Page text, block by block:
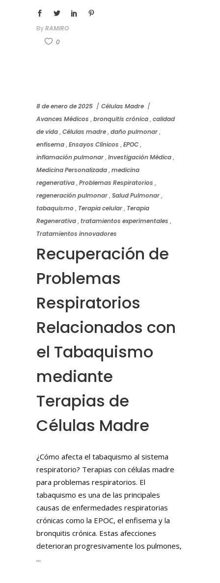
ByRAMIRO
0
8 de enero de 2025
Células Madre
Avances Médicos ,bronquitis crónica,calidad
de vida,Células madre,daño pulmonar,
enfisema,Ensayos Clínicos ,EPOC,
inflamación pulmonar,Investigación Médica,
Medicina Personalizada,medicina
regenerativa,Problemas Respiratorios ,
regeneración pulmonar,Salud Pulmonar,
tabaquismo, Terapia celular, Terapia
Regenerativa,tratamientos experimentales ,
Tratamientos innovadores
Recuperación de
Problemas
Respiratorios
Relacionados con
el Tabaquismo
mediante
Terapias de
Células Madre
¿Cómo afecta el tabaquismo al sistema
respiratorio? Terapias con células madre
para problemas respiratorios. El
tabaquismo es una de las principales
causas de enfermedades respiratorias
crónicas como la EPOC, el enfisema y la
bronquitis crónica. Estas afecciones
deterioran progresivamente los pulmones,